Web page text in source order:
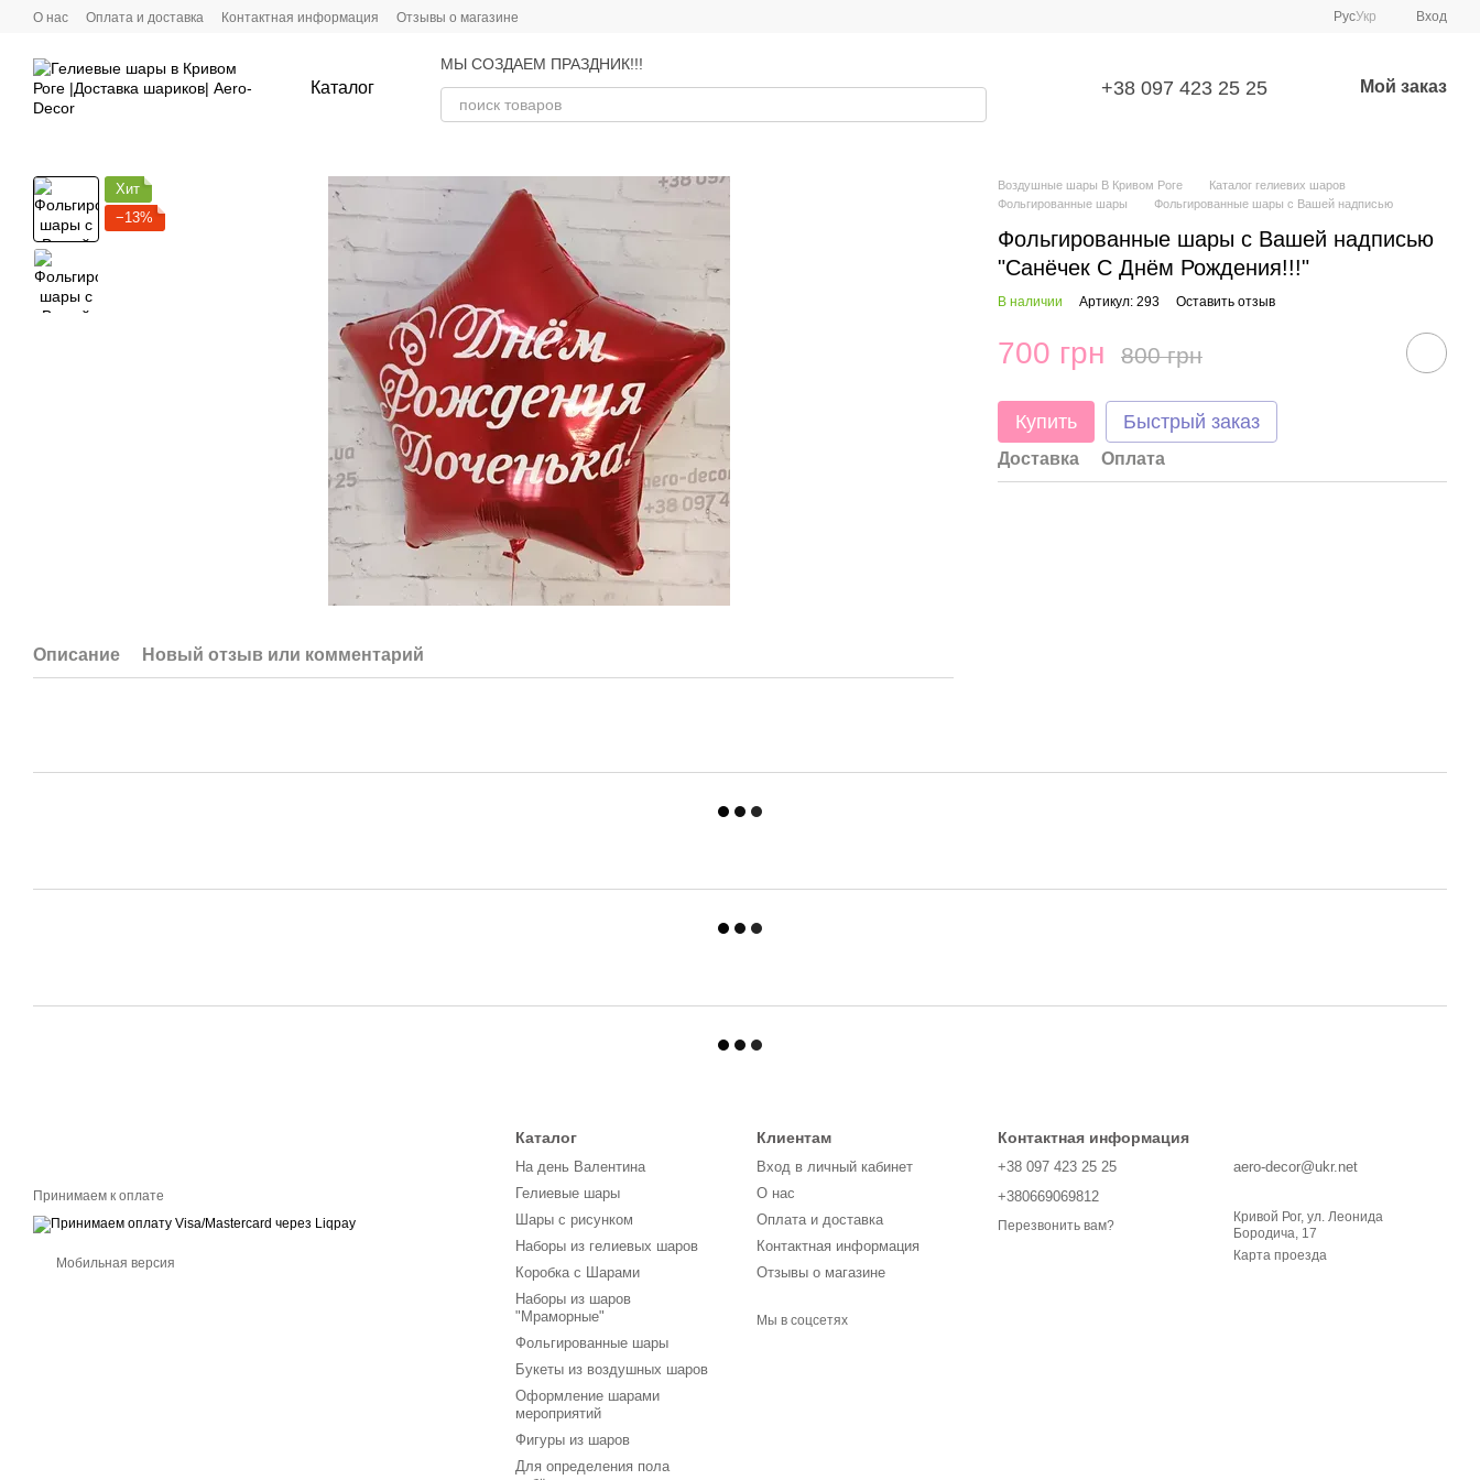
Перейти к основному контенту
О нас Оплата и доставка Контактная информация Отзывы о магазине РусУкр Вход
Каталог
МЫ СОЗДАЕМ ПРАЗДНИК!!!
+38 097 423 25 25 Мой заказ
Хит
−13%
Описание Новый отзыв или комментарий
Воздушные шары В Кривом Роге
Каталог гелиевих шаров
Фольгированные шары
Фольгированные шары с Вашей надписью
Фольгированные шары с Вашей надписью
"Санёчек С Днём Рождения!!!"
В наличии Артикул: 293 Оставить отзыв
700 грн 800 грн
Купить Быстрый заказ
Доставка Оплата
Принимаем к оплате
Мобильная версия
Каталог
На день Валентина
Гелиевые шары
Шары с рисунком
Наборы из гелиевых шаров
Коробка с Шарами
Наборы из шаров
"Мраморные"
Фольгированные шары
Букеты из воздушных шаров
Оформление шарами
мероприятий
Фигуры из шаров
Для определения пола
Клиентам
Вход в личный кабинет
О нас
Оплата и доставка
Контактная информация
Отзывы о магазине
Мы в соцсетях
Контактная информация
+38 097 423 25 25
+380669069812
Перезвонить вам?
aero-decor@ukr.net
Кривой Рог, ул. Леонида
Бородича, 17
Карта проезда